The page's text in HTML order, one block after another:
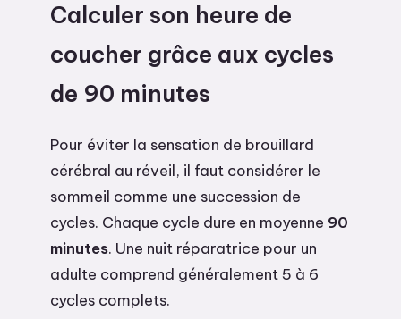
Calculer son heure de
coucher grâce aux cycles
de 90 minutes
Pour éviter la sensation de brouillard
cérébral au réveil, il faut considérer le
sommeil comme une succession de
cycles. Chaque cycle dure en moyenne 90
minutes. Une nuit réparatrice pour un
adulte comprend généralement 5 à 6
cycles complets.